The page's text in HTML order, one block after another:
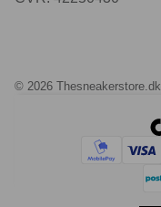
© 2026 Thesneakerstore.dk